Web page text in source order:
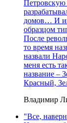
Петровскую
домов… И
образцом
После
то время
назвали
меня есть
название –
Красный,
Владимир
"Все,